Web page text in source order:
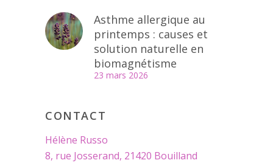
Asthme allergique au
printemps : causes et
solution naturelle en
biomagnétisme
23 mars 2026
CONTACT
Hélène Russo
8, rue Josserand, 21420 Bouilland